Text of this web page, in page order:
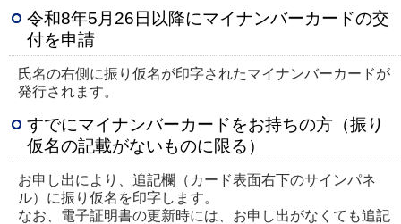
令和8年5月26日以降にマイナンバーカードの交
付を申請
氏名の右側に振り仮名が印字されたマイナンバーカードが
発行されます。
すでにマイナンバーカードをお持ちの方（振り
仮名の記載がないものに限る）
お申し出により、追記欄（カード表面右下のサインパネ
ル）に振り仮名を印字します。
なお、電子証明書の更新時には、お申し出がなくても追記